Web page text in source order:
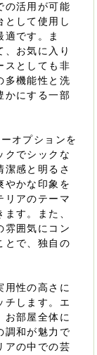
の活用が可能
として使用し
適です。ま
、お気に入り
スとしても非
多機能性と洗
かにする一部
オプションを
クでシックな
潔感と明るさ
やかな印象を
リアのテーマ
す。また、
雰囲気にコン
とで、独自の
用性の高さに
チします。エ
お部屋全体に
調和が魅力で
アの中での芸